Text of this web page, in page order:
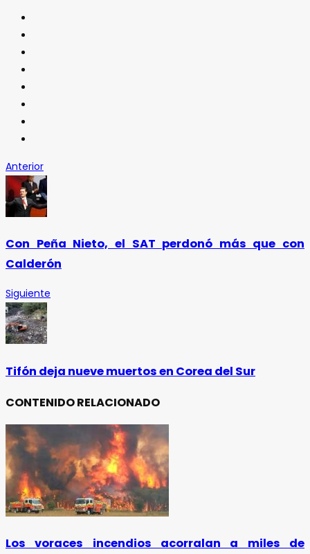
Anterior
Con Peña Nieto, el SAT perdonó más que con
Calderón
Siguiente
Tifón deja nueve muertos en Corea del Sur
CONTENIDO RELACIONADO
Los voraces incendios acorralan a miles de